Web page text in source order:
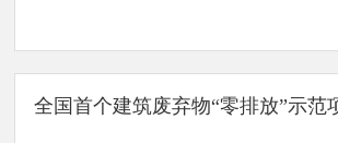
提供有力
全国首个建筑废弃物“零排放”示范